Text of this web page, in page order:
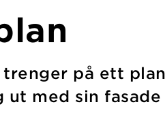
på ett
med sin fasade